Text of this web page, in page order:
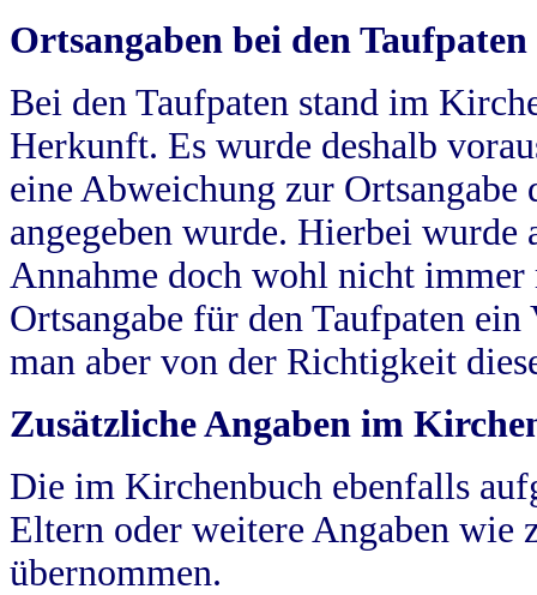
Ortsangaben bei den Taufpaten
Bei den Taufpaten stand im
Herkunft. Es wurde deshalb
eine Abweichung zur
angegeben wurde. Hierbei wurde
Annahme doch wohl nicht
Ortsangabe für den Taufpaten
man aber von der Richtigkeit
Zusätzliche Angaben im
Die im Kirchenbuch ebenfalls
Eltern oder weitere Angaben wie
übernommen.